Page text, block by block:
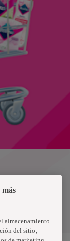
más
almacenamiento
del sitio,